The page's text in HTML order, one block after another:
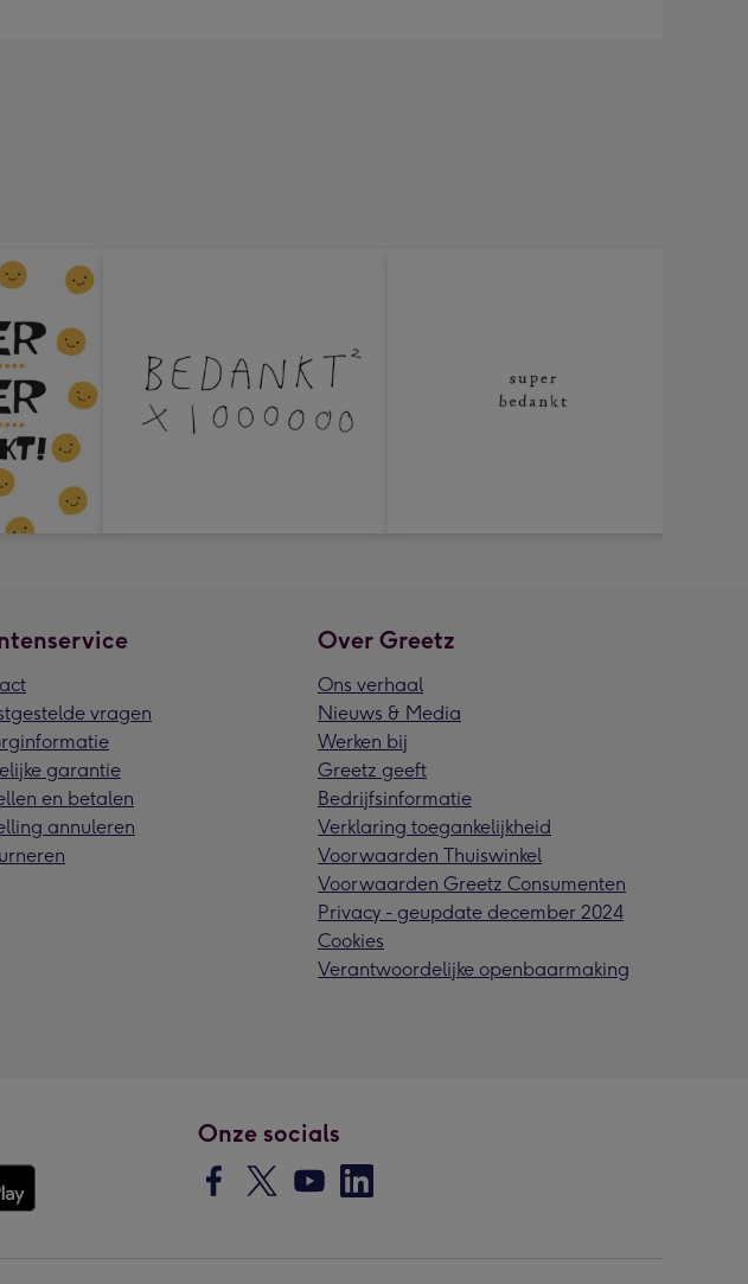
vragen
garantie
en betalen
annuleren
Over Greetz
Ons verhaal
Nieuws & Media
Werken bij
Greetz geeft
Bedrijfsinformatie
Verklaring toegankelijkheid
Voorwaarden Thuiswinkel
Voorwaarden Greetz Consumenten
Privacy - geupdate december 2024
Cookies
Verantwoordelijke openbaarmaking
Onze socials